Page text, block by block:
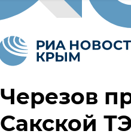
Черезов
Сакской